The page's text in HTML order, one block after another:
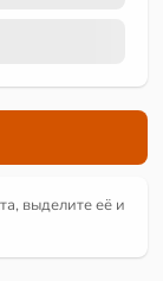
выделите её и